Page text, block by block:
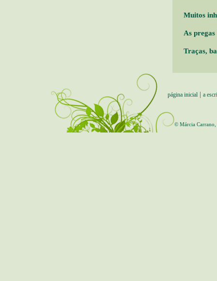
Muitos
As
Traças,
página inicial a
© Márcia Carrano,